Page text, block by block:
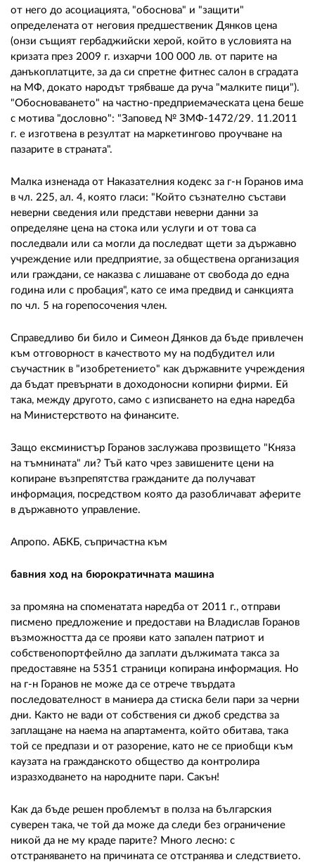
от него до асоциацията, "обоснова" и "защити"
определената от неговия предшественик Дянков цена
(онзи същият гербаджийски херой, който в условията на
кризата през 2009 г. изхарчи 100 000 лв. от парите на
данъкоплатците, за да си спретне фитнес салон в сградата
на МФ, докато народът трябваше да руча "малките пици").
"Обосноваването" на частно-предприемаческата цена беше
с мотива "дословно": "Заповед № ЗМФ-1472/29. 11.2011
г. е изготвена в резултат на маркетингово проучване на
пазарите в страната".
Малка изненада от Наказателния кодекс за г-н Горанов има
в чл. 225, ал. 4, която гласи: "Който съзнателно състави
неверни сведения или представи неверни данни за
определяне цена на стока или услуги и от това са
последвали или са могли да последват щети за държавно
учреждение или предприятие, за обществена организация
или граждани, се наказва с лишаване от свобода до една
година или с пробация", като се има предвид и санкцията
по чл. 5 на горепосочения член.
Справедливо би било и Симеон Дянков да бъде привлечен
към отговорност в качеството му на подбудител или
съучастник в "изобретението" как държавните учреждения
да бъдат превърнати в доходоносни копирни фирми. Ей
така, между другото, само с изписването на една наредба
на Министерството на финансите.
Защо ексминистър Горанов заслужава прозвището "Княза
на тъмнината" ли? Тъй като чрез завишените цени на
копиране възпрепятства гражданите да получават
информация, посредством която да разобличават аферите
в държавното управление.
Апропо. АБКБ, съпричастна към
бавния ход на бюрократичната машина
за промяна на споменатата наредба от 2011 г., отправи
писмено предложение и предостави на Владислав Горанов
възможността да се прояви като запален патриот и
собственопортфейлно да заплати дължимата такса за
предоставяне на 5351 страници копирана информация. Но
на г-н Горанов не може да се отрече твърдата
последователност в маниера да стиска бели пари за черни
дни. Както не вади от собствения си джоб средства за
заплащане на наема на апартамента, който обитава, така
той се предпази и от разорение, като не се приобщи към
каузата на гражданското общество да контролира
изразходването на народните пари. Сакън!
Как да бъде решен проблемът в полза на българския
суверен така, че той да може да следи без ограничение
никой да не му краде парите? Много лесно: с
отстраняването на причината се отстранява и следствието.